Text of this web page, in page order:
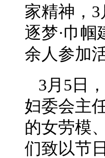
家精神，
逐梦·巾
余人参加
3月5日
妇委会主
的女劳模
们致以节